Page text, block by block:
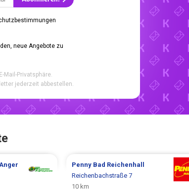
neue Angebote zu
Mail-Privatsphäre.
jederzeit abbestellen.
Anger
Penny Bad Reichenhall
Reichenbachstraße 7
10 km